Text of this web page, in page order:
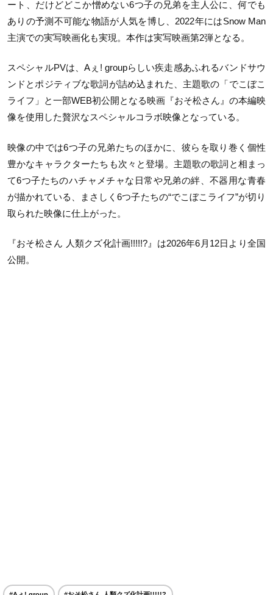
ート、だけどどこか憎めない6つ子の兄弟を主人公に、何でも
ありの予測不可能な物語が人気を博し、2022年にはSnow Man
主演での実写映画化も実現。本作は実写映画第2弾となる。
スペシャルPVは、Aぇ! groupらしい疾走感あふれるバンドサウ
ンドとポジティブな歌詞が詰め込まれた、主題歌の「でこぼこ
ライフ」と一部WEB初公開となる映画『おそ松さん』の本編映
像を使用した贅沢なスペシャルコラボ映像となっている。
映像の中では6つ子の兄弟たちのほかに、彼らを取り巻く個性
豊かなキャラクターたちも次々と登場。主題歌の歌詞と相まっ
て6つ子たちのハチャメチャな日常や兄弟の絆、不器用な青春
が描かれている、まさしく6つ子たちの“でこぼこライフ”が切り
取られた映像に仕上がった。
『おそ松さん 人類クズ化計画!!!!!?』は2026年6月12日より全国
公開。